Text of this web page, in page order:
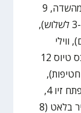
אלישי כדיר 26 (12-16 מהשדה, 9
ריבאונדים), שון דאוסון 25 (8-9 לשתיים, 3-7 לשלוש),
ווילי
וורקמן 14 (7-9 מהשדה, 4 אסיסטים), אלכס טיוס 12
(6-9 לשתיים, 0-3 לשלוש, 9 ריבאונדים, 3 חטיפות),
נמרוד לוי 11 (3-5 לשלוש, 6 ריבאונדים), יפתח זיו 4,
חואקין שוכמן (4 אסיסטים, 3 חטיפות) ותמיר בלאט (8